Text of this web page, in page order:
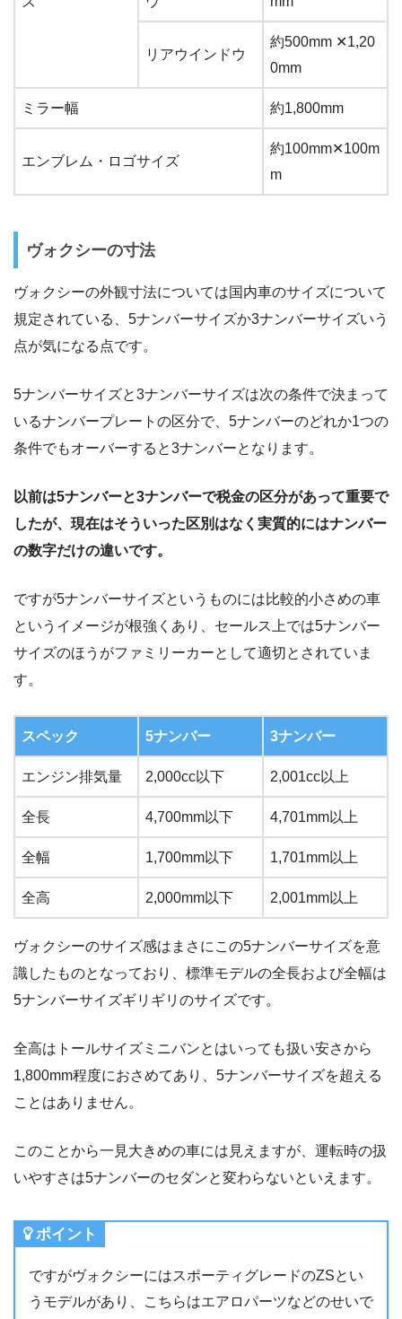
リアウインドウ
約500mm ✕1,20
0mm
ミラー幅 約1,800mm
エンブレム・ロゴサイズ
約100mm✕100m
m
ヴォクシーの寸法
ヴォクシーの外観寸法については国内車のサイズについて
規定されている、5ナンバーサイズか3ナンバーサイズいう
点が気になる点です。
5ナンバーサイズと3ナンバーサイズは次の条件で決まって
いるナンバープレートの区分で、5ナンバーのどれか1つの
条件でもオーバーすると3ナンバーとなります。
以前は5ナンバーと3ナンバーで税金の区分があって重要で
したが、現在はそういった区別はなく実質的にはナンバー
の数字だけの違いです。
ですが5ナンバーサイズというものには比較的小さめの車
というイメージが根強くあり、セールス上では5ナンバー
サイズのほうがファミリーカーとして適切とされていま
す。
スペック 5ナンバー 3ナンバー
エンジン排気量 2,000cc以下 2,001cc以上
全長 4,700mm以下 4,701mm以上
全幅 1,700mm以下 1,701mm以上
全高 2,000mm以下 2,001mm以上
ヴォクシーのサイズ感はまさにこの5ナンバーサイズを意
識したものとなっており、標準モデルの全長および全幅は
5ナンバーサイズギリギリのサイズです。
全高はトールサイズミニバンとはいっても扱い安さから
1,800mm程度におさめてあり、5ナンバーサイズを超える
ことはありません。
このことから一見大きめの車には見えますが、運転時の扱
いやすさは5ナンバーのセダンと変わらないといえます。
ポイント
ですがヴォクシーにはスポーティグレードのZSとい
うモデルがあり、こちらはエアロパーツなどのせいで